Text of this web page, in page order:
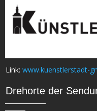
Link: www.kuenstlerstadt-
Drehorte der